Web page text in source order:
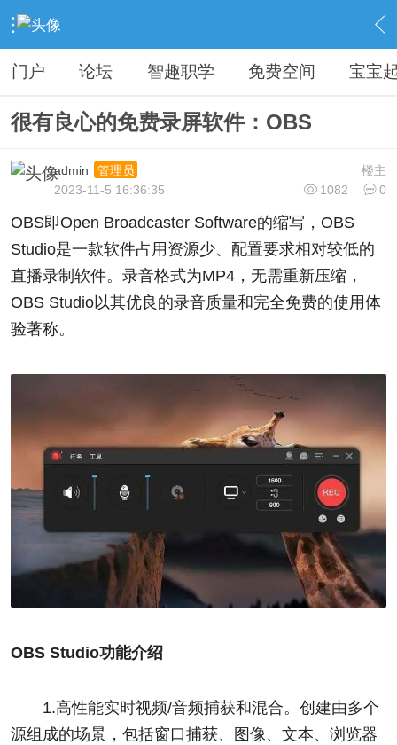
› 分享论坛 › 电脑技术 › 内容
门户 论坛 智趣职学 免费空间 宝宝
很有良心的免费录屏软件：OBS
楼主
admin
管理员
1082
0
2023-11-5 16:36:35
OBS即Open Broadcaster Software的缩写，OBS
Studio是一款软件占用资源少、配置要求相对较低的
直播录制软件。录音格式为MP4，无需重新压缩，
OBS Studio以其优良的录音质量和完全免费的使用体
验著称。
OBS Studio功能介绍
1.高性能实时视频/音频捕获和混合。创建由多个
源组成的场景，包括窗口捕获、图像、文本、浏览器